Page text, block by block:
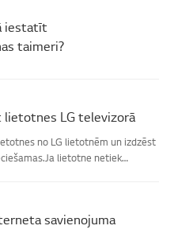
iestatīt
taimeri?
LG televizorā
no LG lietotnēm un izdzēst
lietotne netiek
savienojuma